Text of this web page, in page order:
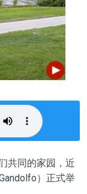
共同的家园，近
）正式举